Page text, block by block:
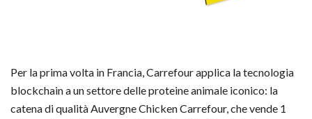
Per la prima volta in Francia, Carrefour applica la tecnologia
blockchain a un settore delle proteine animale iconico: la
catena di qualità Auvergne Chicken Carrefour, che vende 1